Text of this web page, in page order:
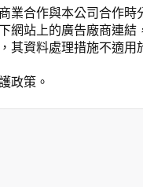
業合作與本公司合作時
網站上的廣告廠商連結
其資料處理措施不適用
政策。
料記錄等，做為我們增